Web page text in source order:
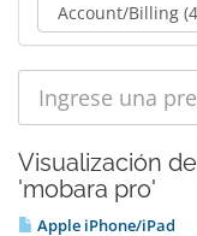
Visualización
'mobara pro'
Apple iPhone/iPad